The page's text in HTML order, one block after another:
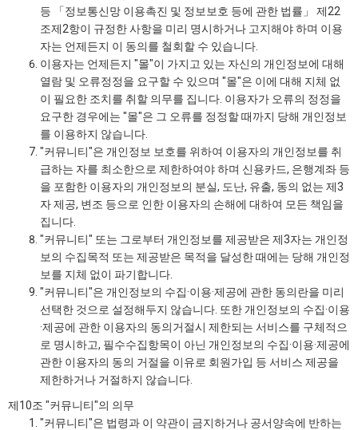
등 「정보통신망 이용촉진 및 정보보호 등에 관한 법률」 제22
조제2항이 규정한 사항을 미리 명시하거나 고지해야 하며 이용
자는 언제든지 이 동의를 철회할 수 있습니다.
이용자는 언제든지 "몰"이 가지고 있는 자신의 개인정보에 대해
열람 및 오류정정을 요구할 수 있으며 "몰"은 이에 대해 지체 없
이 필요한 조치를 취할 의무를 집니다. 이용자가 오류의 정정을
요구한 경우에는 "몰"은 그 오류를 정정할 때까지 당해 개인정보
를 이용하지 않습니다.
"커뮤니티"은 개인정보 보호를 위하여 이용자의 개인정보를 취
급하는 자를 최소한으로 제한하여야 하며 신용카드, 은행계좌 등
을 포함한 이용자의 개인정보의 분실, 도난, 유출, 동의 없는 제3
자 제공, 변조 등으로 인한 이용자의 손해에 대하여 모든 책임을
집니다.
"커뮤니티" 또는 그로부터 개인정보를 제공받은 제3자는 개인정
보의 수집목적 또는 제공받은 목적을 달성한 때에는 당해 개인정
보를 지체 없이 파기합니다.
"커뮤니티"은 개인정보의 수집·이용·제공에 관한 동의란을 미리
선택한 것으로 설정해두지 않습니다. 또한 개인정보의 수집·이용
·제공에 관한 이용자의 동의거절시 제한되는 서비스를 구체적으
로 명시하고, 필수수집항목이 아닌 개인정보의 수집·이용·제공에
관한 이용자의 동의 거절을 이유로 회원가입 등 서비스 제공을
제한하거나 거절하지 않습니다.
제10조 "커뮤니티"의 의무
"커뮤니티"은 법령과 이 약관이 금지하거나 공서양속에 반하는